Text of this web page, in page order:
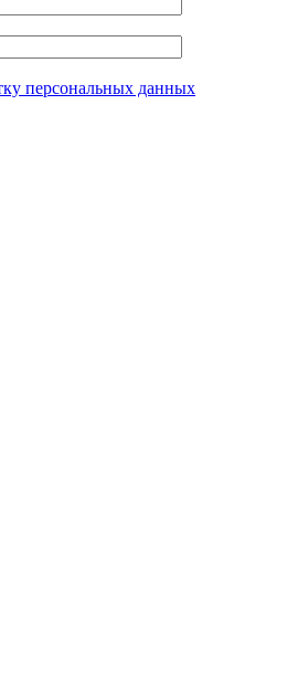
персональных данных